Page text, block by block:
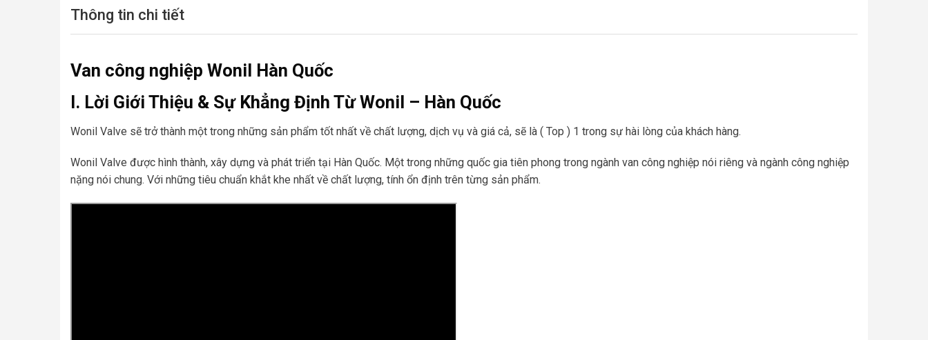
Thông tin chi tiết
Van công nghiệp Wonil Hàn Quốc
I. Lời Giới Thiệu & Sự Khẳng Định Từ Wonil – Hàn Quốc
Wonil Valve sẽ trở thành một trong những sản phẩm tốt nhất về chất lượng, dịch vụ và giá cả, sẽ là ( Top ) 1 trong sự hài lòng của khách hàng.
Wonil Valve được hình thành, xây dựng và phát triển tại Hàn Quốc. Một trong những quốc gia tiên phong trong ngành van công nghiệp nói riêng và ngành công nghiệp
nặng nói chung. Với những tiêu chuẩn khắt khe nhất về chất lượng, tính ổn định trên từng sản phẩm.